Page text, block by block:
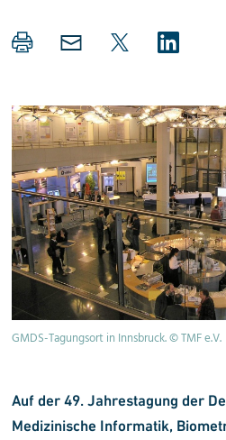
GMDS-Tagungsort in Innsbruck. © TMF e.V.
Auf der 49. Jahrestagung der
Medizinische Informatik,